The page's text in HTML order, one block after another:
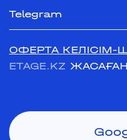
Telegram
ОФЕРТА КЕЛІСІМ-
ETAGE.KZ ЖАСАҒАН